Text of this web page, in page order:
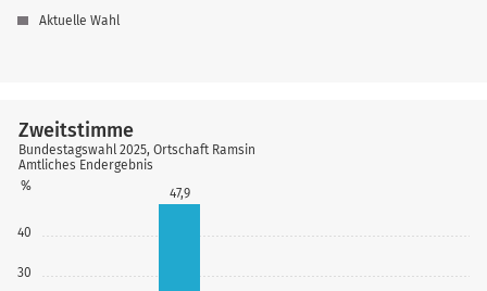
Aktuelle Wahl
30
40
%
47,9
Zweitstimme
Bundestagswahl 2025, Ortschaft Ramsin
Amtliches Endergebnis